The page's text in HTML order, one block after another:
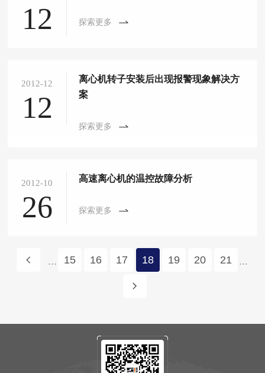
12 探索更多
2012-12
12
离心机转子安装后出现报警现象解决方
案
探索更多
2012-10
26
高速离心机的温控故障分析
探索更多
... 15 16 17 18 19 20 21 ...